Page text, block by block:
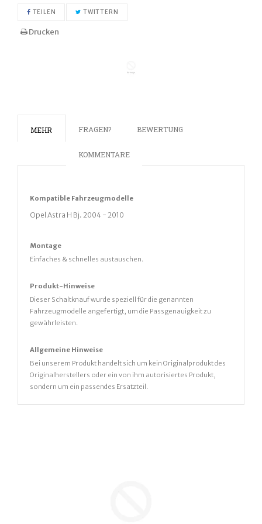
TEILEN AUF FACEBOOK TEILEN
TWITTERN
Drucken
MEHR FRAGEN? BEWERTUNG
KOMMENTARE
Kompatible Fahrzeugmodelle
Opel Astra H Bj. 2004 - 2010
Montage
Einfaches & schnelles austauschen.
Produkt-Hinweise
Dieser Schaltknauf wurde speziell für die genannten
Fahrzeugmodelle angefertigt, um die Passgenauigkeit zu
gewährleisten.
Allgemeine Hinweise
Bei unserem Produkt handelt sich um kein Originalprodukt des
Originalherstellers oder ein von ihm autorisiertes Produkt,
sondern um ein passendes Ersatzteil.